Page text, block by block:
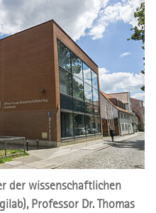
der wissenschaftlichen
Professor Dr. Thomas